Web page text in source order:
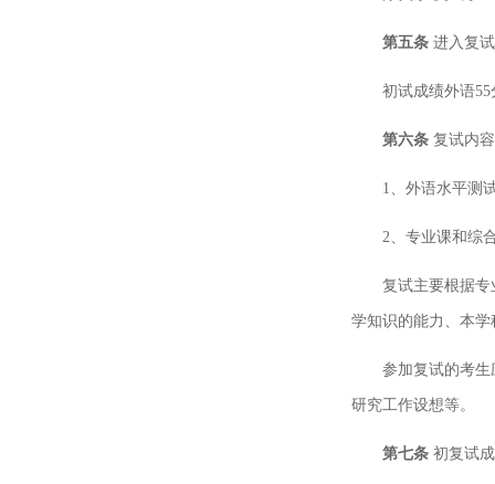
第五条 进入复
初试成绩外语
第六条 复试内
1、外语水平测
2、专业课和综
复试主要根据
学知识的能力、本
参加复试的考
研究工作设想等。
第七条 初复试